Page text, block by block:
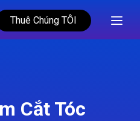
Thuê Chúng TÔI
Cắt Tóc